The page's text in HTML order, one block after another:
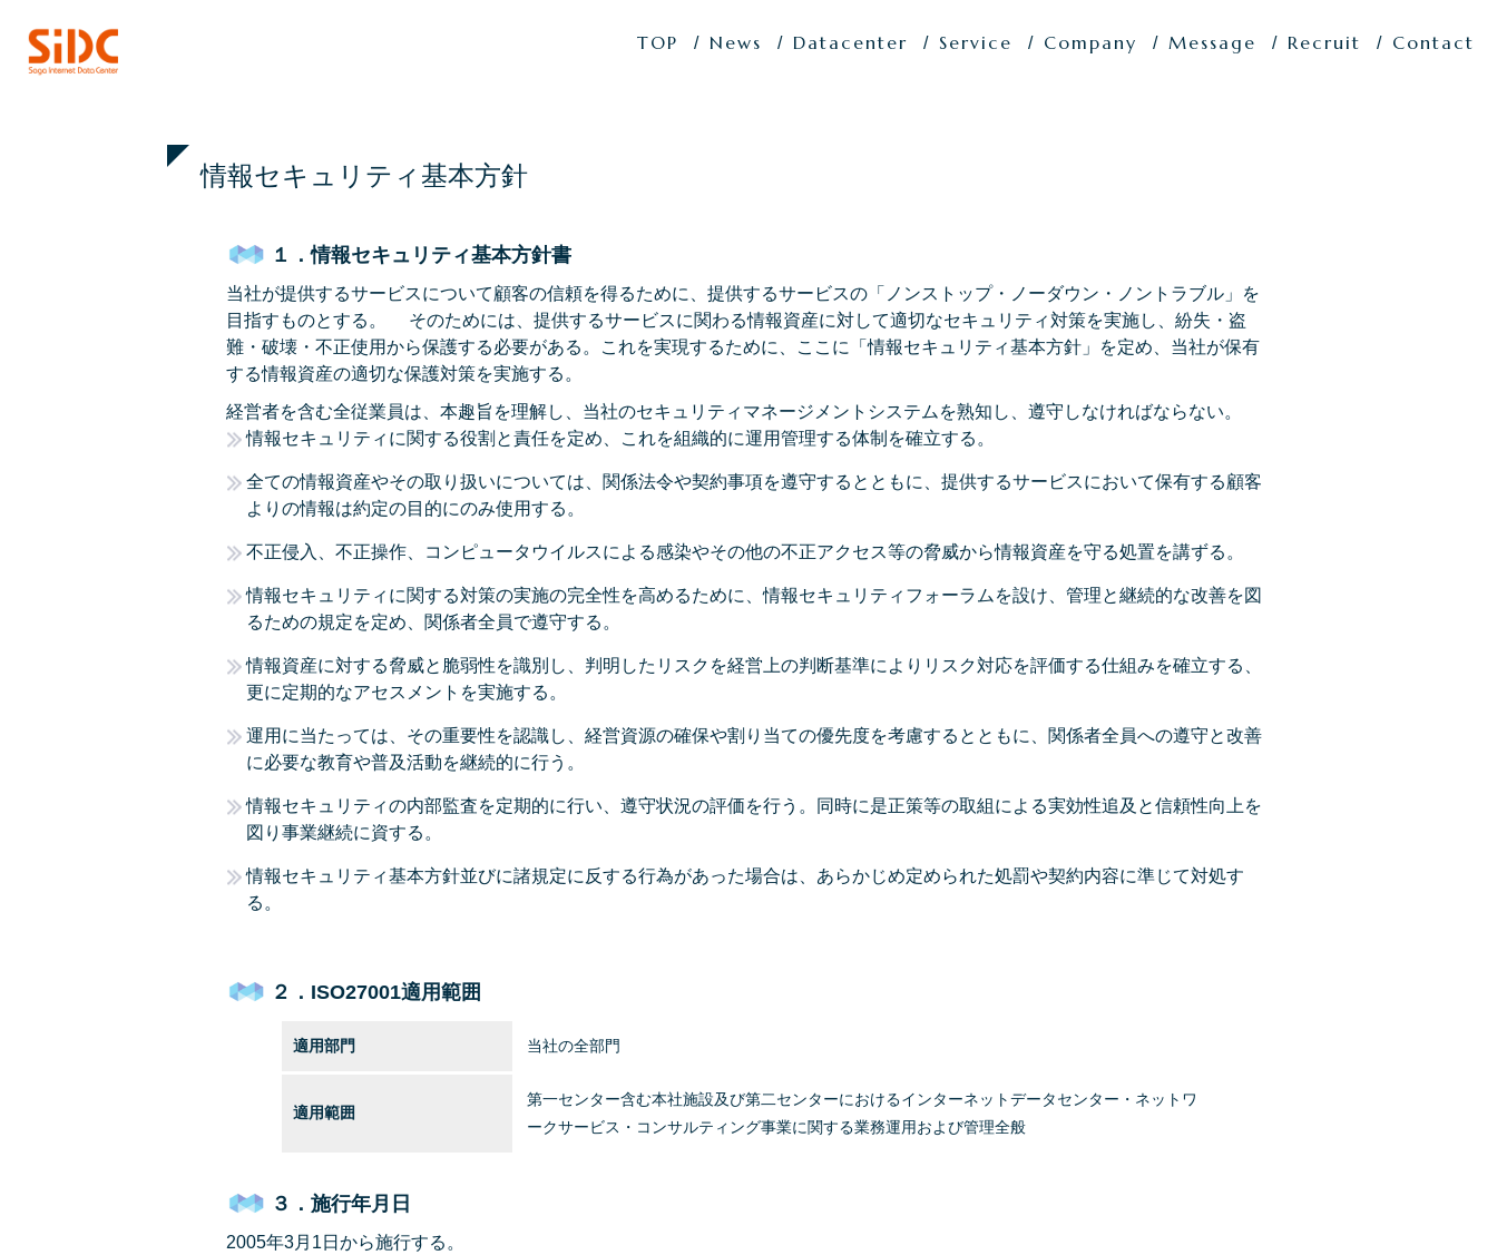
TOP News Datacenter Service Company Message Recruit Contact
情報セキュリティ基本方針
１．情報セキュリティ基本方針書
当社が提供するサービスについて顧客の信頼を得るために、提供するサービスの「ノンストップ・ノーダウン・ノントラブル」を
目指すものとする。 そのためには、提供するサービスに関わる情報資産に対して適切なセキュリティ対策を実施し、紛失・盗
難・破壊・不正使用から保護する必要がある。これを実現するために、ここに「情報セキュリティ基本方針」を定め、当社が保有
する情報資産の適切な保護対策を実施する。
経営者を含む全従業員は、本趣旨を理解し、当社のセキュリティマネージメントシステムを熟知し、遵守しなければならない。
情報セキュリティに関する役割と責任を定め、これを組織的に運用管理する体制を確立する。
全ての情報資産やその取り扱いについては、関係法令や契約事項を遵守するとともに、提供するサービスにおいて保有する顧客
よりの情報は約定の目的にのみ使用する。
不正侵入、不正操作、コンピュータウイルスによる感染やその他の不正アクセス等の脅威から情報資産を守る処置を講ずる。
情報セキュリティに関する対策の実施の完全性を高めるために、情報セキュリティフォーラムを設け、管理と継続的な改善を図
るための規定を定め、関係者全員で遵守する。
情報資産に対する脅威と脆弱性を識別し、判明したリスクを経営上の判断基準によりリスク対応を評価する仕組みを確立する、
更に定期的なアセスメントを実施する。
運用に当たっては、その重要性を認識し、経営資源の確保や割り当ての優先度を考慮するとともに、関係者全員への遵守と改善
に必要な教育や普及活動を継続的に行う。
情報セキュリティの内部監査を定期的に行い、遵守状況の評価を行う。同時に是正策等の取組による実効性追及と信頼性向上を
図り事業継続に資する。
情報セキュリティ基本方針並びに諸規定に反する行為があった場合は、あらかじめ定められた処罰や契約内容に準じて対処す
る。
２．ISO27001適用範囲
適用部門 当社の全部門
適用範囲
第一センター含む本社施設及び第二センターにおけるインターネットデータセンター・ネットワ
ークサービス・コンサルティング事業に関する業務運用および管理全般
３．施行年月日
2005年3月1日から施行する。